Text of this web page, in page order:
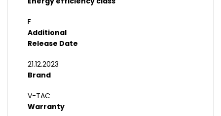
F
Additional
Release Date
21.12.2023
Brand
V-TAC
Warranty